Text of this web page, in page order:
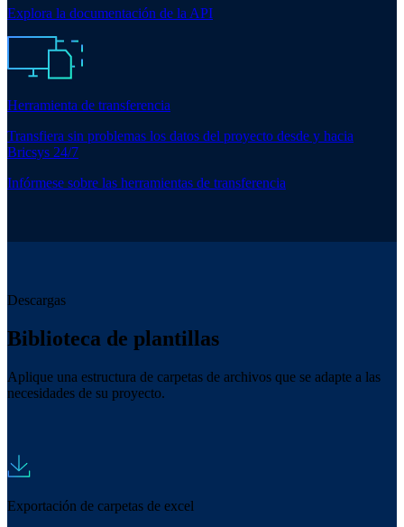
Explora la documentación de la API
Herramienta de transferencia
Transfiera sin problemas los datos del proyecto desde y hacia
Bricsys 24/7
Infórmese sobre las herramientas de transferencia
Descargas
Biblioteca de plantillas
Aplique una estructura de carpetas de archivos que se adapte a las
necesidades de su proyecto.
Exportación de carpetas de excel